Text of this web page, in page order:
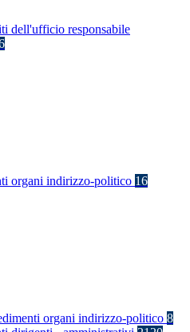
dell'ufficio responsabile
organi indirizzo-politico 16
organi indirizzo-politico 8